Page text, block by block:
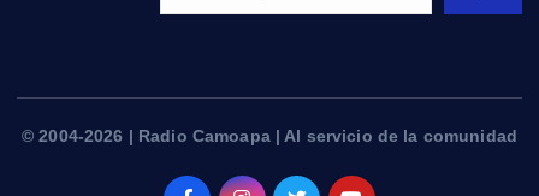
© 2004-2026 | Radio Camoapa | Al servicio de la comunidad